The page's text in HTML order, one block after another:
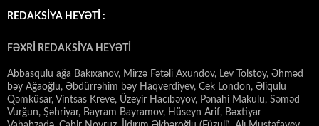
REDAKSİYA HEYƏTİ :
FƏXRİ REDAKSİYA HEYƏTİ
Abbasqulu ağa Bakıxanov, Mirzə Fətəli Axundov, Lev Tolstoy, Əhməd
bəy Ağaoğlu, Əbdürrəhim bəy Haqverdiyev, Cek London, Əliqulu
Qəmküsar, Vintsas Kreve, Üzeyir Hacıbəyov, Pənahi Makulu, Səməd
Vurğun, Şəhriyar, Bayram Bayramov, Hüseyn Arif, Bəxtiyar